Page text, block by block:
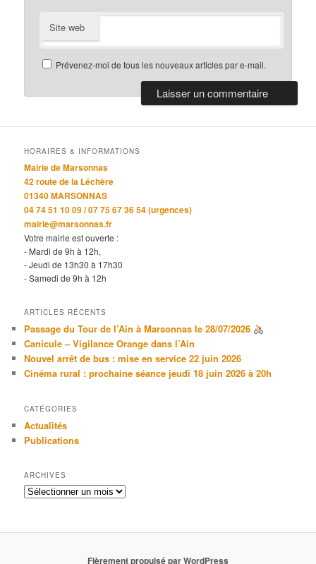
Site web
Prévenez-moi de tous les nouveaux articles par e-mail.
HORAIRES & INFORMATIONS
Mairie de Marsonnas
42 route de la Léchère
01340 MARSONNAS
04 74 51 10 09 / 07 75 67 36 54 (urgences)
mairie@marsonnas.fr
Votre mairie est ouverte :
- Mardi de 9h à 12h,
- Jeudi de 13h30 à 17h30
- Samedi de 9h à 12h
ARTICLES RÉCENTS
Passage du Tour de l’Ain à Marsonnas le 28/07/2026
Canicule – Vigilance Orange dans l’Ain
Nouvel arrêt de bus : mise en service 22 juin 2026
Cinéma rural : prochaine séance jeudi 18 juin 2026 à 20h
CATÉGORIES
Actualités
Publications
ARCHIVES
Archives
Fièrement propulsé par WordPress